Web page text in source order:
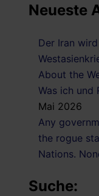
Neueste
Der Iran
About the
Was ich und
Mai 2026
Any
the rogue
Nations.
Suche: